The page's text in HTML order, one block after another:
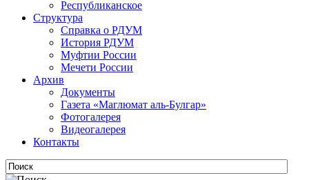
Республиканское
Структура
Справка о РДУМ
История РДУМ
Муфтии России
Мечети России
Архив
Документы
Газета «Маглюмат аль-Булгар»
Фотогалерея
Видеогалерея
Контакты